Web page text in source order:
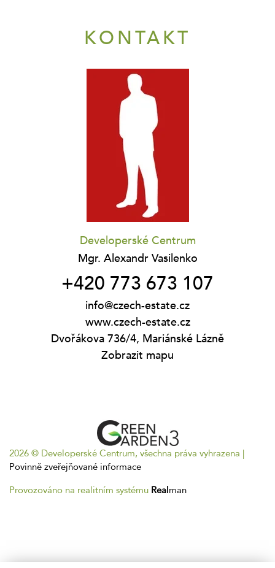
KONTAKT
Developerské Centrum
Mgr. Alexandr Vasilenko
+420 773 673 107
info@czech-estate.cz
www.czech-estate.cz
Dvořákova 736/4, Mariánské Lázně
Zobrazit mapu
2026 © Developerské Centrum, všechna práva vyhrazena |
Povinně zveřejňované informace
Provozováno na realitním systému Realman